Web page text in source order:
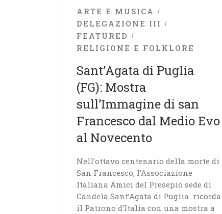
ARTE E MUSICA
DELEGAZIONE III
FEATURED
RELIGIONE E FOLKLORE
Sant’Agata di Puglia
(FG): Mostra
sull’Immagine di san
Francesco dal Medio Evo
al Novecento
Nell’ottavo centenario della morte di
San Francesco, l’Associazione
Italiana Amici del Presepio sede di
Candela Sant’Agata di Puglia ricorda
il Patrono d’Italia con una mostra a